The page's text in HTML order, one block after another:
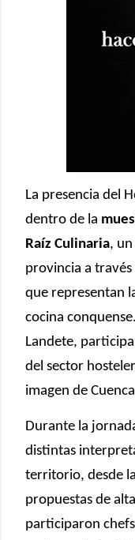
La presencia del
dentro de la
Raíz Culinaria,
provincia a
que representan
cocina
Landete,
del sector
imagen de
Durante la
distintas
territorio, desde
propuestas de
participaron